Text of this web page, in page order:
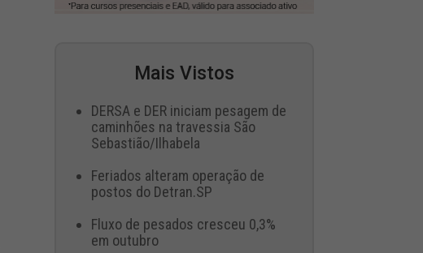
Mais Vistos
DERSA e DER iniciam pesagem de
caminhões na travessia São
Sebastião/Ilhabela
Feriados alteram operação de
postos do Detran.SP
Fluxo de pesados cresceu 0,3%
em outubro